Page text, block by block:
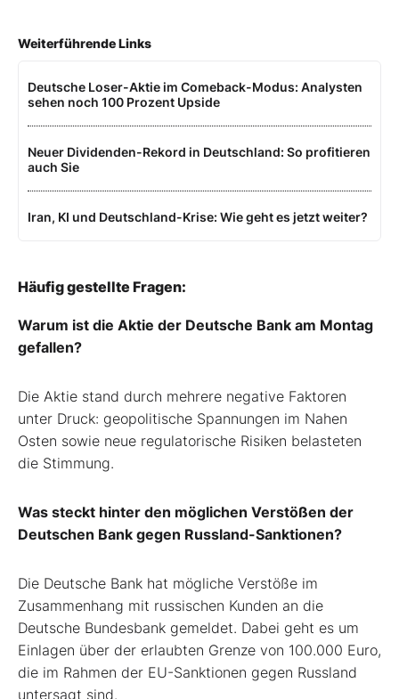
Weiterführende Links
Deutsche Loser-Aktie im Comeback-Modus: Analysten
sehen noch 100 Prozent Upside
Neuer Dividenden-Rekord in Deutschland: So profitieren
auch Sie
Iran, KI und Deutschland-Krise: Wie geht es jetzt weiter?
Häufig gestellte Fragen:
Warum ist die Aktie der Deutsche Bank am Montag
gefallen?
Die Aktie stand durch mehrere negative Faktoren
unter Druck: geopolitische Spannungen im Nahen
Osten sowie neue regulatorische Risiken belasteten
die Stimmung.
Was steckt hinter den möglichen Verstößen der
Deutschen Bank gegen Russland-Sanktionen?
Die Deutsche Bank hat mögliche Verstöße im
Zusammenhang mit russischen Kunden an die
Deutsche Bundesbank gemeldet. Dabei geht es um
Einlagen über der erlaubten Grenze von 100.000 Euro,
die im Rahmen der EU-Sanktionen gegen Russland
untersagt sind.